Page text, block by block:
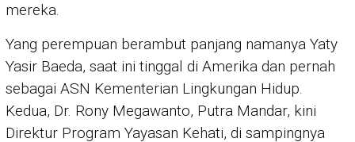
mereka.
Yang perempuan berambut panjang namanya Yaty
Yasir Baeda, saat ini tinggal di Amerika dan pernah
sebagai ASN Kementerian Lingkungan Hidup.
Kedua, Dr. Rony Megawanto, Putra Mandar, kini
Direktur Program Yayasan Kehati, di sampingnya